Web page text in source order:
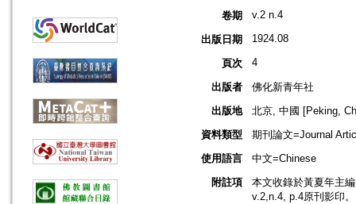
卷期
v.2 n.4
出版日期 1924.08
頁次 4
出版者
佛化新青年社
出版地
北京, 中國 [Peking,
資料類型
期刊論文=Journal
使用語言
中文=Chinese
附註項
本文收錄於黃夏年主
v.2,n.4, p.4原刊影印。